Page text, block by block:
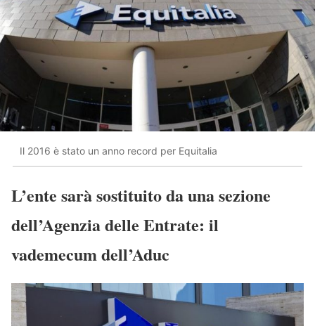
Il 2016 è stato un anno record per Equitalia
L’ente sarà sostituito da una sezione
dell’Agenzia delle Entrate: il
vademecum dell’Aduc